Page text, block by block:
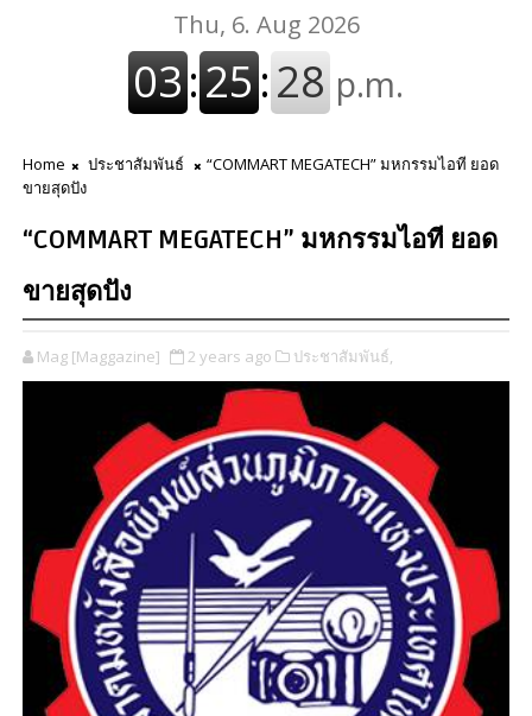
Home ประชาสัมพันธ์
“COMMART MEGATECH” มหกรรมไอที ยอด
ขายสุดปัง
“COMMART MEGATECH” มหกรรมไอที ยอด
ขายสุดปัง
Mag [Maggazine] 2 years ago ประชาสัมพันธ์,